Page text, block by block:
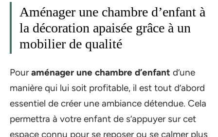
Aménager une chambre d’enfant à
la décoration apaisée grâce à un
mobilier de qualité
Pouraménager une chambre d’enfant d’une
manière qui lui soit profitable, il est tout d’abord
essentiel de créer une ambiance détendue. Cela
permettra à votre enfant de s’appuyer sur cet
espace connu pour se reposer ou se calmer plus